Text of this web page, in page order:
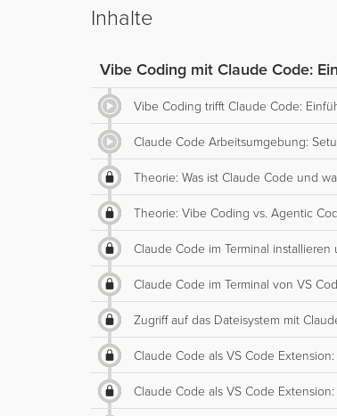
Inhalte
Vibe Coding mit Claude Code:
Vibe Coding trifft Claude Code:
Claude Code Arbeitsumgebung:
Theorie: Was ist Claude Code und
Theorie: Vibe Coding vs. Agentic
Claude Code im Terminal
Claude Code im Terminal von VS
Zugriff auf das Dateisystem mit
Claude Code als VS Code
Claude Code als VS Code